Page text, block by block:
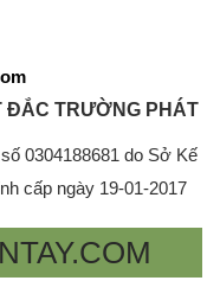
ĐẮC TRƯỜNG PHÁT
0304188681 do Sở Kế
cấp ngày 19-01-2017